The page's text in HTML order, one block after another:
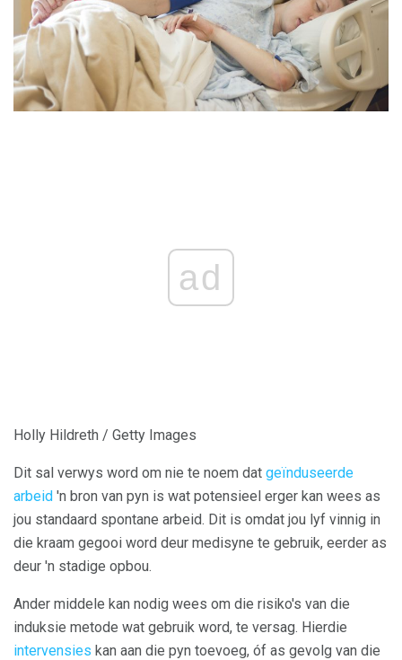
ad
Holly Hildreth / Getty Images
Dit sal verwys word om nie te noem dat geïnduseerde
arbeid 'n bron van pyn is wat potensieel erger kan wees as
jou standaard spontane arbeid. Dit is omdat jou lyf vinnig in
die kraam gegooi word deur medisyne te gebruik, eerder as
deur 'n stadige opbou.
Ander middele kan nodig wees om die risiko's van die
induksie metode wat gebruik word, te versag. Hierdie
intervensies kan aan die pyn toevoeg, óf as gevolg van die